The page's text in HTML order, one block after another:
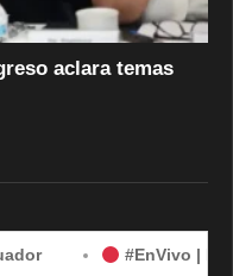
aclara temas
#EnVivo | Demanda